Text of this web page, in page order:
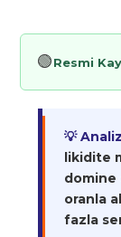
🟢Resmi
💡
likidite
domine
oranla
fazla